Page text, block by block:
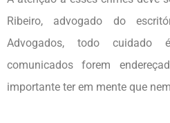
Ribeiro, advogado do
Advogados, todo cuidado
comunicados forem
importante ter em mente que